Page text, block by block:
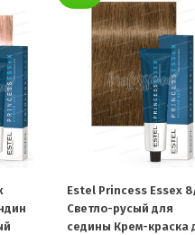
Estel Princess Essex
Светло-русый для
седины Крем-краска